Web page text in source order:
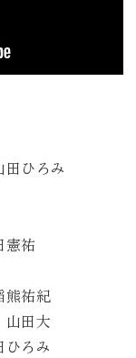
ろみ
ひろみ
祐
祐紀
大
み